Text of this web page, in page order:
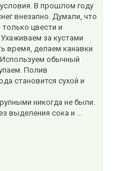
В прошлом году
внезапно. Думали, что
цвести и
за кустами
время, делаем канавки
обычный
Полив
становится сухой и
никогда не были.
выделения сока и ...